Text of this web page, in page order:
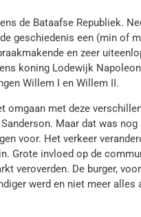
de Bataafse Republiek.
geschiedenis een (min of
en zeer
koning Lodewijk
Willem I en Willem II.
omgaan met deze
Maar dat was
voor. Het verkeer
Grote invloed op de
veroverden. De burger,
werd en niet meer